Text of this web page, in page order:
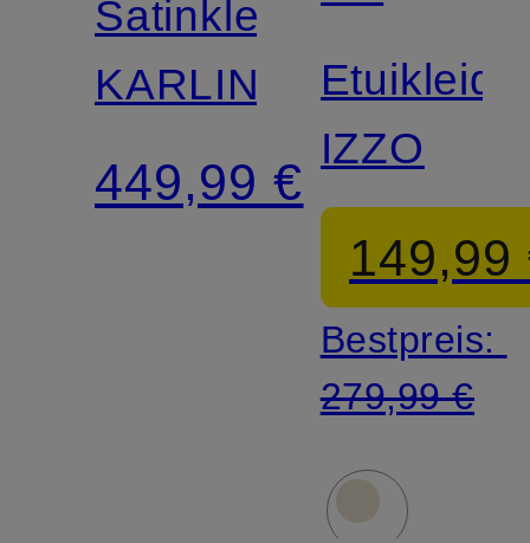
Satinkleid
KARLIN
449,99 €
SWEDEN
Etuikleid
IZZO
149,99
Bestpreis:
279,99 €